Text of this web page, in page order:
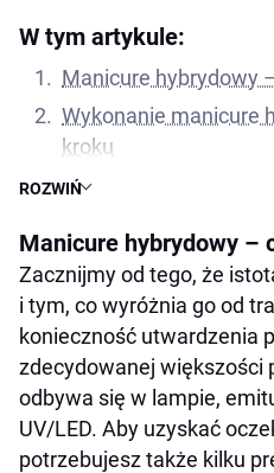
W tym artykule:
ROZWIŃ
Manicure hybrydowy
Wykonanie manicure
kroku
Przygotowanie płytki
Malowanie paznokci
Aplikacja warstwy
Manicure hybrydowy
przed Tobą żadnych
Manicure hybrydowy –
Zacznijmy od tego, że
i tym, co wyróżnia go od
konieczność utwardzenia
zdecydowanej większości
odbywa się w lampie,
UV/LED. Aby uzyskać
potrzebujesz także kilku